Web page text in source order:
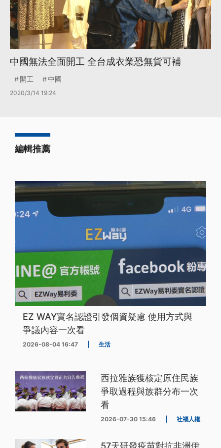
中國無法全面開工 全台成衣業恐無貨可補
開工 中國
2020/3/14 19:24
編輯推薦
EZ WAY實名認證引發個資疑慮 使用方式與
爭議內容一次看
2026-08-04 16:47 生活
西拉雅族獲核定原住民族
爭取過程與族群分布一次
看
2026-07-30 15:46 社福人權
57天研發疫苗對抗非洲伊